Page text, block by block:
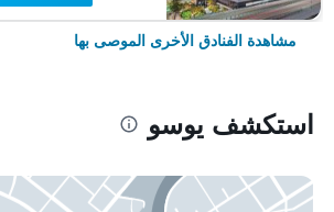
مشاهدة الفنادق الأخرى الموصى بها
استكشف يوسو